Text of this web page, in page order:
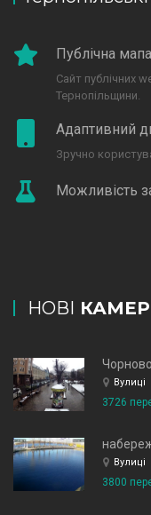
Публічна мапа
Сайт публічних
Тернопільщини.
Адаптивний
Зручно
Можливість
НОВІ
Вулиці
3726
Вулиці
3800